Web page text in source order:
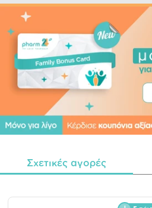
Σχετικές αγορές